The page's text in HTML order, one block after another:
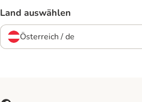
Land auswählen
Österreich / de